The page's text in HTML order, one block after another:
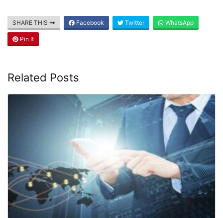
berpengalaman sejak tahun 2015. Beliau
sangat expert dalam website, email
marketing, server dan meta ads. Selalu kunjungi website ini
untuk medapatkan ilmu bermanfaat dari beliau.
SHARE THIS Facebook Twitter WhatsApp
Related Posts